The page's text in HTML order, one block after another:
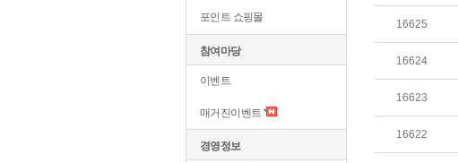
포인트 쇼핑몰
참여마당
이벤트
매거진이벤트
경영정보
16625
16624
16623
16622